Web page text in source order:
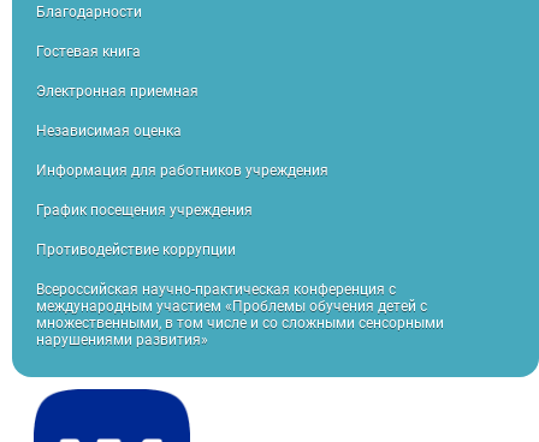
Благодарности
Гостевая книга
Электронная приемная
Независимая оценка
Информация для работников учреждения
График посещения учреждения
Противодействие коррупции
Всероссийская научно-практическая конференция с
международным участием «Проблемы обучения детей с
множественными, в том числе и со сложными сенсорными
нарушениями развития»